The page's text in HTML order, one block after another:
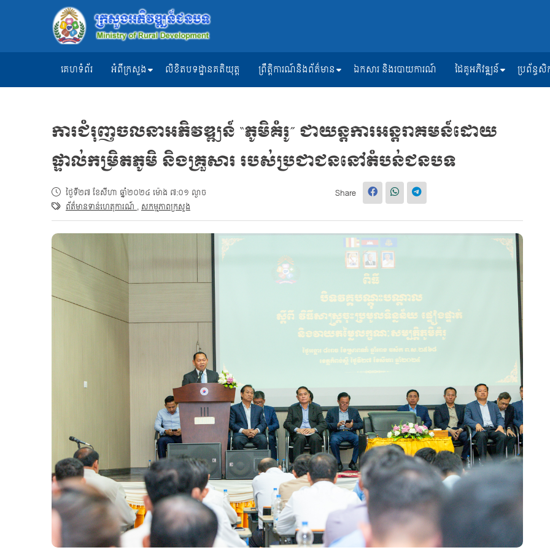
គេហទំព័រ អំពីក្រសួង លិខិតបទដ្ឋានគតិយុត្ត ព្រឹត្តិការណ៍និងព័ត៌មាន ឯកសារ និងរបាយការណ៍ ដៃគូអភិវឌ្ឍន៍ ប្រព័ន្ធ
ការជំរុញចលនាអភិវឌ្ឍន៍ “ភូមិគំរូ” ជាយន្តការអន្តរាគមន៍ដោយ
ផ្ទាល់កម្រិតភូមិ និងគ្រួសារ របស់ប្រជាជននៅតំបន់ជនបទ
ថ្ងៃទី២៧ ខែសីហា ឆ្នាំ២០២៤ ម៉ោង ៧:០១ ល្ងាច
ព័ត៌មានទាន់ហេតុការណ៍,សកម្មភាពក្រសួង
Share